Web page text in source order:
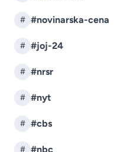
# #novinarska-cena
# #joj-24
# #nrsr
# #nyt
# #cbs
# #nbc